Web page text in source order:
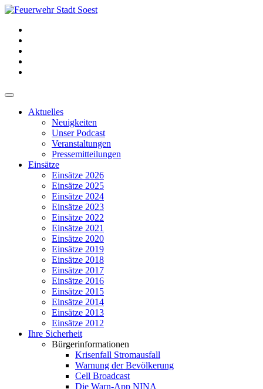
Aktuelles
Neuigkeiten
Unser Podcast
Veranstaltungen
Pressemitteilungen
Einsätze
Einsätze 2026
Einsätze 2025
Einsätze 2024
Einsätze 2023
Einsätze 2022
Einsätze 2021
Einsätze 2020
Einsätze 2019
Einsätze 2018
Einsätze 2017
Einsätze 2016
Einsätze 2015
Einsätze 2014
Einsätze 2013
Einsätze 2012
Ihre Sicherheit
Bürgerinformationen
Krisenfall Stromausfall
Warnung der Bevölkerung
Cell Broadcast
Die Warn-App NINA